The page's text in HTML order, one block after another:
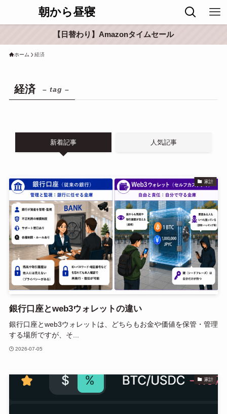
朝から昼寝
【日替わり】Amazonタイムセール
ホーム 経済
経済 – tag –
新着記事 人気記事
家計
銀行口座とweb3ウォレットの違い
銀行口座とweb3ウォレットは、どちらもお金や価値を保管・管理
する場所ですが、そ...
2026-07-05
家計